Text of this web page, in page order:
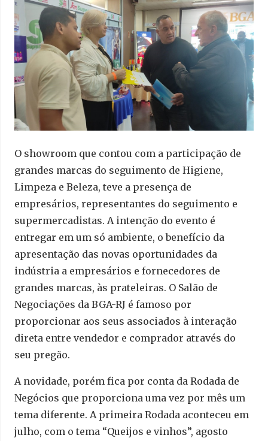
O showroom que contou com a participação de
grandes marcas do seguimento de Higiene,
Limpeza e Beleza, teve a presença de
empresários, representantes do seguimento e
supermercadistas. A intenção do evento é
entregar em um só ambiente, o benefício da
apresentação das novas oportunidades da
indústria a empresários e fornecedores de
grandes marcas, às prateleiras. O Salão de
Negociações da BGA-RJ é famoso por
proporcionar aos seus associados à interação
direta entre vendedor e comprador através do
seu pregão.
A novidade, porém fica por conta da Rodada de
Negócios que proporciona uma vez por mês um
tema diferente. A primeira Rodada aconteceu em
julho, com o tema “Queijos e vinhos”, agosto